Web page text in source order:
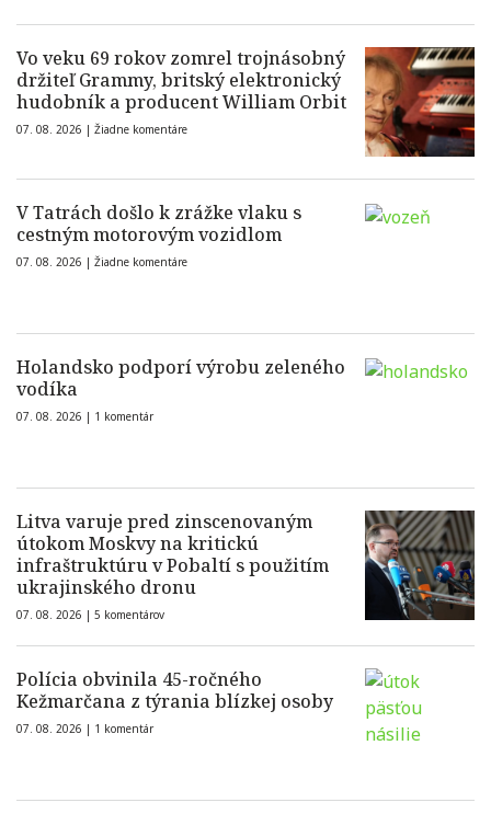
Vo veku 69 rokov zomrel trojnásobný
držiteľ Grammy, britský elektronický
hudobník a producent William Orbit
07. 08. 2026 | Žiadne komentáre
V Tatrách došlo k zrážke vlaku s
cestným motorovým vozidlom
07. 08. 2026 | Žiadne komentáre
Holandsko podporí výrobu zeleného
vodíka
07. 08. 2026 | 1 komentár
Litva varuje pred zinscenovaným
útokom Moskvy na kritickú
infraštruktúru v Pobaltí s použitím
ukrajinského dronu
07. 08. 2026 | 5 komentárov
Polícia obvinila 45-ročného
Kežmarčana z týrania blízkej osoby
07. 08. 2026 | 1 komentár